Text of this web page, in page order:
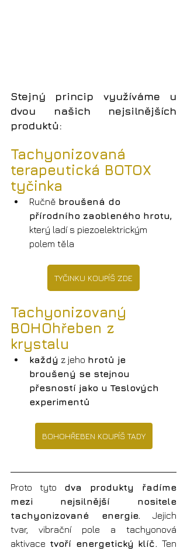
Stejný princip využíváme u
dvou našich nejsilnějších
produktů:
Tachyonizovaná
terapeutická BOTOX
tyčinka
Ručně broušená do
přírodního zaobleného hrotu,
který ladí s piezoelektrickým
polem těla
TYČINKU KOUPÍŠ ZDE
Tachyonizovaný
BOHOhřeben z
krystalu
každý z jeho hrotů je
broušený se stejnou
přesností jako u Teslových
experimentů
BOHOHŘEBEN KOUPÍŠ TADY
Proto tyto dva produkty řadíme
mezi nejsilnější nositele
tachyonizované energie. Jejich
tvar, vibrační pole a tachyonová
aktivace tvoří energetický klíč. Ten